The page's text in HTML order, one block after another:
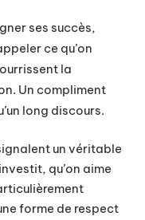
ses succès,
ce qu’on
la
Un compliment
long discours.
un véritable
qu’on aime
forme de respect